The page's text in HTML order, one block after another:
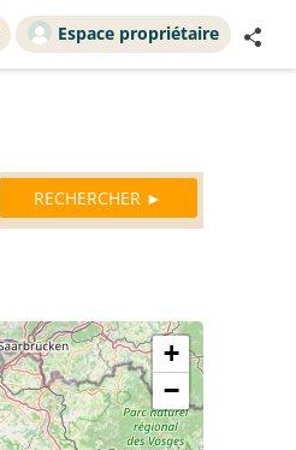
Espace propriétaire
+
−